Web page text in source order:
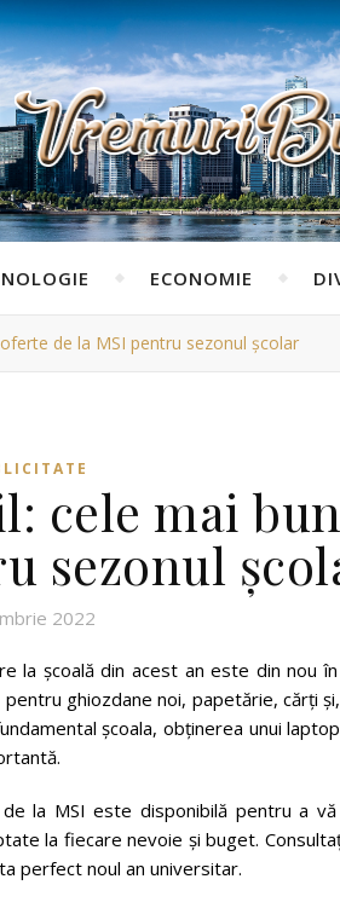
ECONOMIE
de la MSI pentru sezonul școlar
cele mai
sezonul
2022
la școală din acest an este din nou
ghiozdane noi, papetărie, cărți
școala, obținerea unui
la MSI este disponibilă pentru a
la fiecare nevoie și buget.
perfect noul an universitar.